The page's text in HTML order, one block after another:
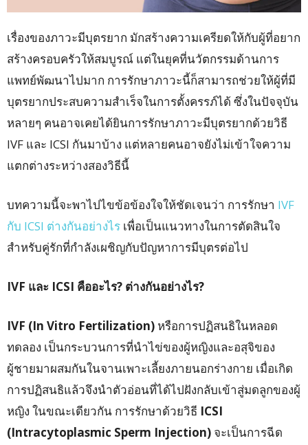
เรื่องของภาวะมีบุตรยาก มักสร้างความเครียดให้กับผู้ที่อยาก
สร้างครอบครัวให้สมบูรณ์ แต่ในยุคที่นวัตกรรมด้านการ
แพทย์พัฒนาไปมาก การรักษาภาวะนี้ก็สามารถช่วยให้ผู้ที่มี
บุตรยากประสบความสำเร็จในการตั้งครรภ์ได้ ซึ่งในปัจจุบัน
หลายๆ คนอาจเคยได้ยินการรักษาภาวะมีบุตรยากด้วยวิธี
IVF และ ICSI กันมาบ้าง แต่หลายคนอาจยังไม่เข้าใจความ
แตกต่างระหว่างสองวิธีนี้
บทความนี้จะพาไปไขข้อข้องใจให้ชัดเจนว่า การรักษา IVF
กับ ICSI ต่างกันอย่างไร เพื่อเป็นแนวทางในการตัดสินใจ
สำหรับคู่รักที่กำลังเผชิญกับปัญหาการมีบุตรต่อไป
IVF และ ICSI คืออะไร? ต่างกันอย่างไร?
IVF (In Vitro Fertilization) หรือการปฏิสนธิในหลอด
ทดลอง เป็นกระบวนการที่นำไข่ของผู้หญิงและอสุจิของ
ผู้ชายมาผสมกันในจานเพาะเลี้ยงภายนอกร่างกาย เมื่อเกิด
การปฏิสนธิแล้วจึงนำตัวอ่อนที่ได้ไปฝังกลับเข้าสู่มดลูกของผู้
หญิง ในขณะเดียวกัน การรักษาด้วยวิธี ICSI
(Intracytoplasmic Sperm Injection) จะเป็นการฉีด